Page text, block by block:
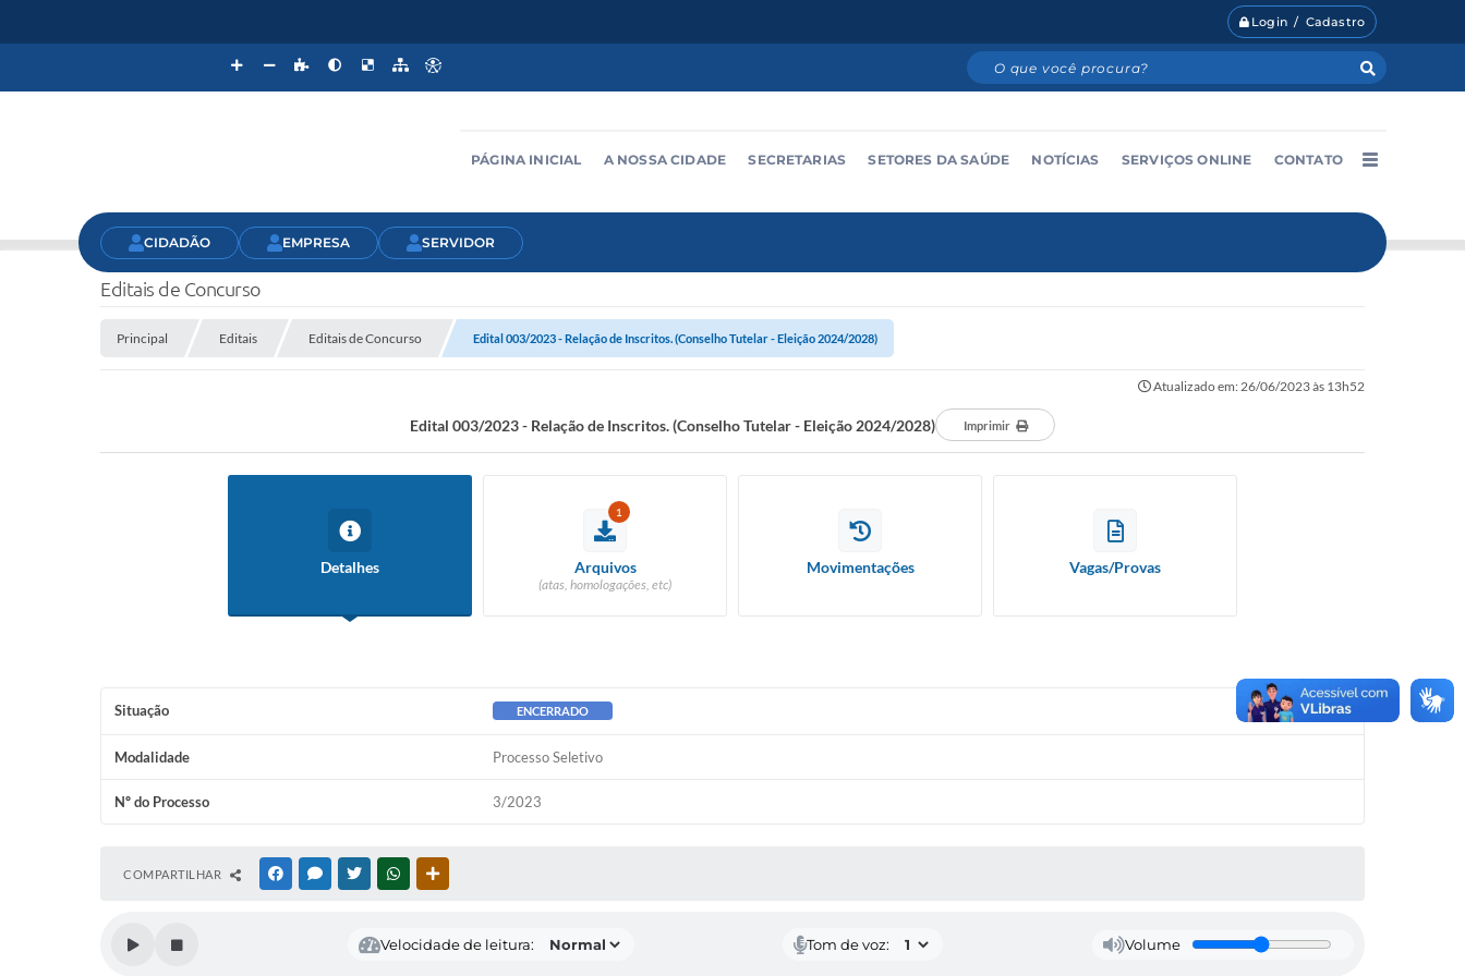
Login / Cadastro
PÁGINA INICIAL A NOSSA CIDADE SECRETARIAS SETORES DA SAÚDE NOTÍCIAS SERVIÇOS ONLINE CONTATO
CIDADÃO EMPRESA SERVIDOR
Editais de Concurso
Principal Editais Editais de Concurso Edital 003/2023 - Relação de Inscritos. (Conselho Tutelar - Eleição 2024/2028)
Atualizado em: 26/06/2023 às 13h52
Edital 003/2023 - Relação de Inscritos. (Conselho Tutelar - Eleição 2024/2028) Imprimir
Detalhes
1
Arquivos
(atas, homologações, etc)
Movimentações Vagas/Provas
Situação ENCERRADO
Modalidade Processo Seletivo
Nº do Processo 3/2023
COMPARTILHAR FACEBOOKMESSENGER
TWITTERWHATSAPP
Velocidade de leitura: Tom de voz: Volume